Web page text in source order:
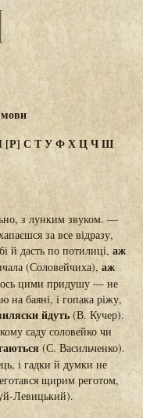
мови
[Р] С ТУФХЦЧШ
з лунким звуком. —
за все відразу,
й дасть по потилиці, аж
(Соловейчиха),аж
цими придушу — не
баяні, і гопака ріжу,
йдуть (В. Кучер).
саду соловейко чи
(С. Васильченко).
і гадки й думки не
щирим реготом,
Левицький).